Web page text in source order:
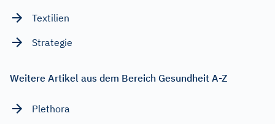
Textilien
Strategie
Weitere Artikel aus dem Bereich Gesundheit A-Z
Plethora